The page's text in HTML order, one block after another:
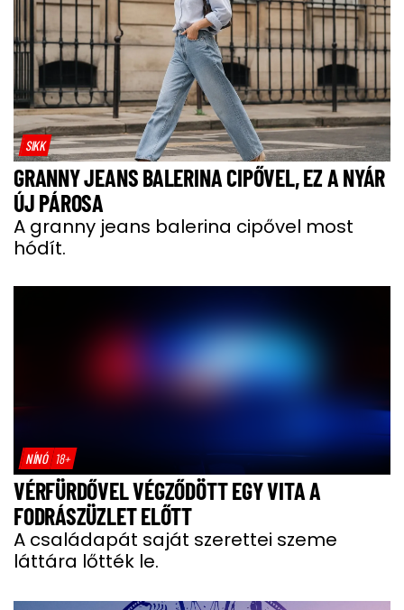
SIKK
GRANNY JEANS BALERINA CIPŐVEL, EZ A NYÁR
ÚJ PÁROSA
A granny jeans balerina cipővel most
hódít.
NÍNÓ 18+
VÉRFÜRDŐVEL VÉGZŐDÖTT EGY VITA A
FODRÁSZÜZLET ELŐTT
A családapát saját szerettei szeme
láttára lőtték le.